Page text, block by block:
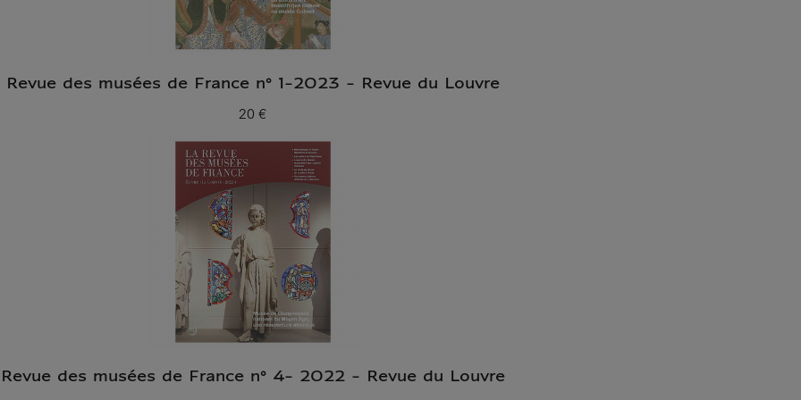
Revue des musées de France n° 1-2023 - Revue du Louvre
Prix ​​actuel
20 €
Revue des musées de France n° 4- 2022 - Revue du Louvre